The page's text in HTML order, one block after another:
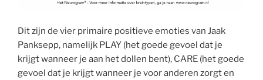
Dit zijn de vier primaire positieve emoties van Jaak
Panksepp, namelijk PLAY (het goede gevoel dat je
krijgt wanneer je aan het dollen bent), CARE (het goede
gevoel dat je krijgt wanneer je voor anderen zorgt en